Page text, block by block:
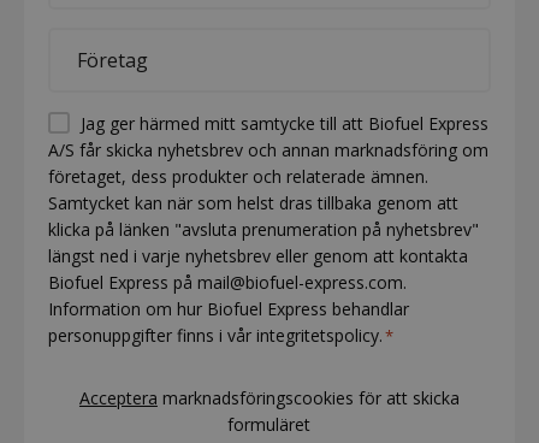
Permission
(visible)
*
Jag ger härmed mitt samtycke till att Biofuel Express
A/S får skicka nyhetsbrev och annan marknadsföring om
företaget, dess produkter och relaterade ämnen.
Samtycket kan när som helst dras tillbaka genom att
klicka på länken "avsluta prenumeration på nyhetsbrev"
längst ned i varje nyhetsbrev eller genom att kontakta
Biofuel Express på mail@biofuel-express.com.
Information om hur Biofuel Express behandlar
personuppgifter finns i vår integritetspolicy.*
Acceptera marknadsföringscookies för att skicka
formuläret